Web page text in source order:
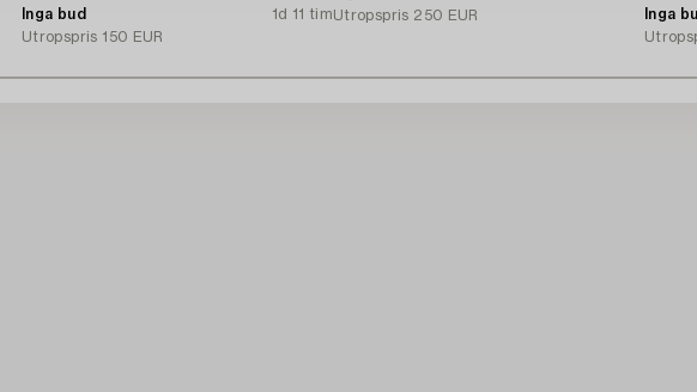
Inga bud
1d 11 tim
Utropspris 150 EUR
Utropspris 250 EUR
Inga